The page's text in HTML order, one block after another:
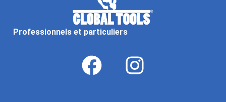
Professionnels et particuliers